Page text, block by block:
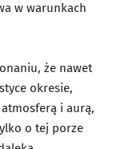
w warunkach
że nawet
okresie,
i aurą,
o tej porze